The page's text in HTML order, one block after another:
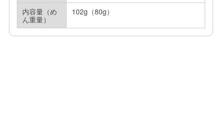
内容量（め
ん重量）
102g（80g）